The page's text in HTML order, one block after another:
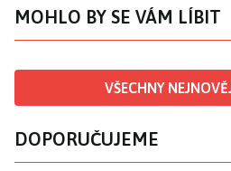
MOHLO BY SE VÁM LÍBIT
VŠECHNY
DOPORUČUJEME